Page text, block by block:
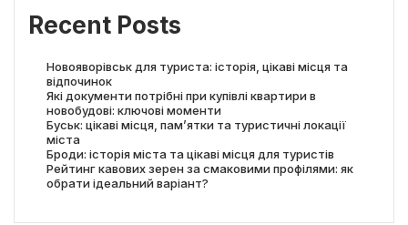
Recent Posts
Новояворівськ для туриста: історія, цікаві місця та
відпочинок
Які документи потрібні при купівлі квартири в
новобудові: ключові моменти
Буськ: цікаві місця, пам’ятки та туристичні локації
міста
Броди: історія міста та цікаві місця для туристів
Рейтинг кавових зерен за смаковими профілями: як
обрати ідеальний варіант?